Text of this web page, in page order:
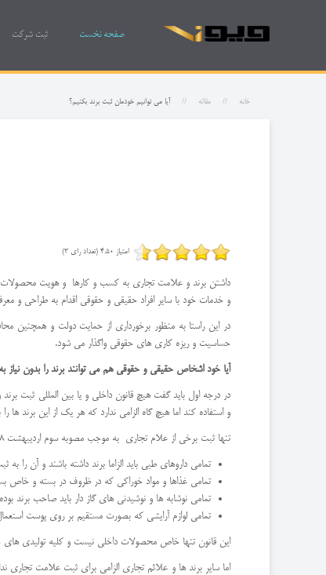
صفحه نخست ثبت شرکت
خانه مقاله آیا می توانیم خودمان ثبت برند بکنیم؟
امتیاز 4.50 (تعداد رای 3)
داشتن برند و علامت تجاری به کسب و کارها و هویت محصولات و
و خدمات خود با سایر افراد حقیقی و حقوقی اقدام به طراحی و
در این راستا به منظور برخورداری از حمایت دولت و
حساسیت و ریزه کاری های حقوقی واگذار می شود.
آیا خود اشخاص حقیقی و حقوقی هم می توانند برند را بدون نیاز
در درجه اول باید گفت هیچ قانون داخلی و یا بین المللی ثبت
و استفاده کند اما هیچ گاه الزامی ندارد که هر یک از این برند ها
تنها ثبت برخی از علام تجاری به موجب مصوبه سوم اردیبهشت 1328 هیئت وزیران الزام شده است که عبارتند از :
تمامی داروهای طبی باید الزاما برند داشته باشند و آن را به
تمامی غذاها و مواد خوراکی که در ظروف در بسته و خاص
تمامی نوشابه ها و نوشیدنی های گاز دار باید صاحب برند
تمامی لوازم آرایشی که بصورت مستقیم بر روی پوست
این قانون تنها خاص محصولات داخلی نیست و کلیه تولیدی های
اما سایر برند ها و علائم تجاری الزامی برای ثبت علامت